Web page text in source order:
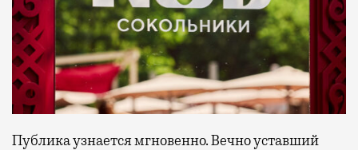
Публика узнается мгновенно. Вечно уставший